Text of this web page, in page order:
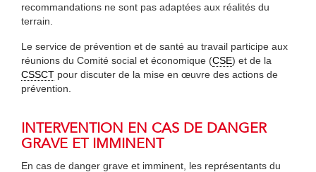
recommandations ne sont pas adaptées aux réalités du
terrain.
Le service de prévention et de santé au travail participe aux
réunions du Comité social et économique (CSE) et de la
CSSCT pour discuter de la mise en œuvre des actions de
prévention.
INTERVENTION EN CAS DE DANGER
GRAVE ET IMMINENT
En cas de danger grave et imminent, les représentants du